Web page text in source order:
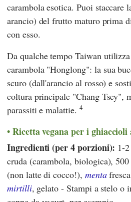
carambola esotica. Puoi
arancio) del frutto maturo prima
con esso.
Da qualche tempo Taiwan
carambola "Honglong": la sua
scuro (dall'arancio al rosso) e
coltura principale "Chang Tsey",
parassiti e malattie. 4
Ricetta vegana per i
Ingredienti (per 4 porzioni): 1-
cruda (carambola, biologica),
(non latte di cocco!), menta
mirtilli, gelato - Stampi a stelo o